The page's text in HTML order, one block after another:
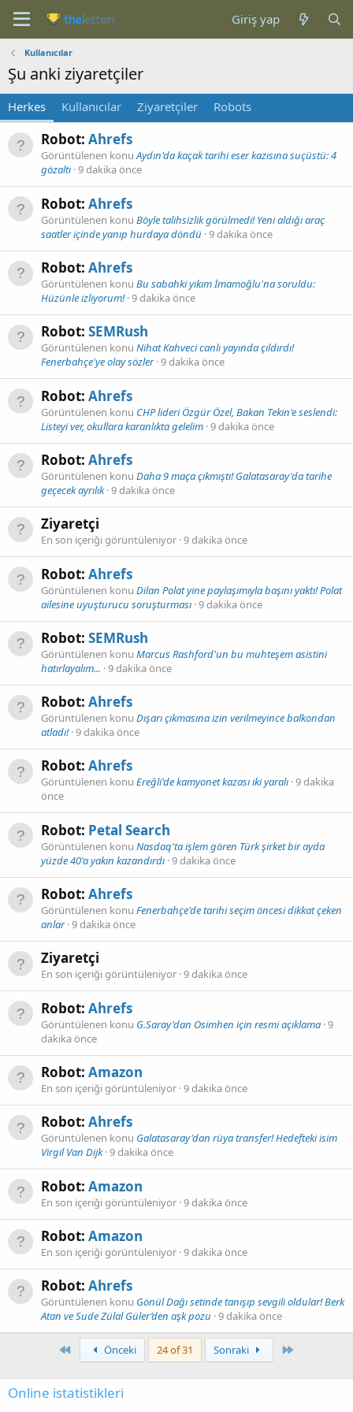
Giriş yap
Kullanıcılar
Şu anki ziyaretçiler
Herkes Kullanıcılar Ziyaretçiler Robots
Robot: Ahrefs
Görüntülenen konuAydın'da kaçak tarihi eser kazısına suçüstü: 4
gözaltı 9 dakika önce
Robot: Ahrefs
Görüntülenen konu Böyle talihsizlik görülmedi! Yeni aldığı araç
saatler içinde yanıp hurdaya döndü 9 dakika önce
Robot: Ahrefs
Görüntülenen konu Bu sabahki yıkım İmamoğlu'na soruldu:
Hüzünle izliyorum! 9 dakika önce
Robot: SEMRush
Görüntülenen konu Nihat Kahveci canlı yayında çıldırdı!
Fenerbahçe'ye olay sözler 9 dakika önce
Robot: Ahrefs
Görüntülenen konu CHP lideri Özgür Özel, Bakan Tekin'e seslendi:
Listeyi ver, okullara karanlıkta gelelim 9 dakika önce
Robot: Ahrefs
Görüntülenen konu Daha 9 maça çıkmıştı! Galatasaray'da tarihe
geçecek ayrılık 9 dakika önce
Ziyaretçi
En son içeriği görüntüleniyor 9 dakika önce
Robot: Ahrefs
Görüntülenen konu Dilan Polat yine paylaşımıyla başını yaktı! Polat
ailesine uyuşturucu soruşturması 9 dakika önce
Robot: SEMRush
Görüntülenen konu Marcus Rashford'un bu muhteşem asistini
hatırlayalım... 9 dakika önce
Robot: Ahrefs
Görüntülenen konu Dışarı çıkmasına izin verilmeyince balkondan
atladı! 9 dakika önce
Robot: Ahrefs
Görüntülenen konu Ereğli'de kamyonet kazası iki yaralı 9 dakika
önce
Robot: Petal Search
Görüntülenen konu Nasdaq'ta işlem gören Türk şirket bir ayda
yüzde 40'a yakın kazandırdı 9 dakika önce
Robot: Ahrefs
Görüntülenen konu Fenerbahçe'de tarihi seçim öncesi dikkat çeken
anlar 9 dakika önce
Ziyaretçi
En son içeriği görüntüleniyor 9 dakika önce
Robot: Ahrefs
Görüntülenen konu G.Saray'dan Osimhen için resmi açıklama 9
dakika önce
Robot: Amazon
En son içeriği görüntüleniyor 9 dakika önce
Robot: Ahrefs
Görüntülenen konu Galatasaray'dan rüya transfer! Hedefteki isim
Virgil Van Dijk 9 dakika önce
Robot: Amazon
En son içeriği görüntüleniyor 9 dakika önce
Robot: Amazon
En son içeriği görüntüleniyor 9 dakika önce
Robot: Ahrefs
Görüntülenen konu Gönül Dağı setinde tanışıp sevgili oldular! Berk
Atan ve Sude Zülal Güler’den aşk pozu 9 dakika önce
Önceki 24 of 31 Sonraki
Online istatistikleri